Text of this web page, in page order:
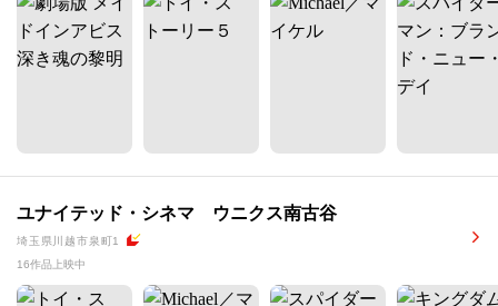
ユナイテッド・シネマ ウニクス南古谷
埼玉県川越市泉町1
16作品上映中